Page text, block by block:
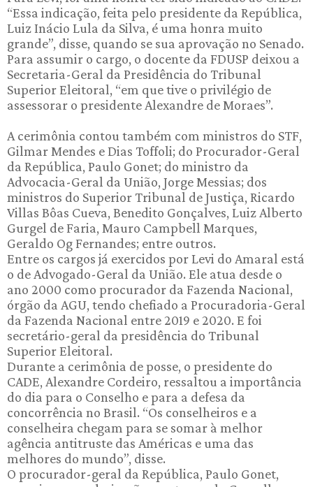
“Essa indicação, feita pelo presidente da República,
Luiz Inácio Lula da Silva, é uma honra muito
grande”, disse, quando se sua aprovação no Senado.
Para assumir o cargo, o docente da FDUSP deixou a
Secretaria-Geral da Presidência do Tribunal
Superior Eleitoral, “em que tive o privilégio de
assessorar o presidente Alexandre de Moraes”.
A cerimônia contou também com ministros do STF,
Gilmar Mendes e Dias Toffoli; do Procurador-Geral
da República, Paulo Gonet; do ministro da
Advocacia-Geral da União, Jorge Messias; dos
ministros do Superior Tribunal de Justiça, Ricardo
Villas Bôas Cueva, Benedito Gonçalves, Luiz Alberto
Gurgel de Faria, Mauro Campbell Marques,
Geraldo Og Fernandes; entre outros.
Entre os cargos já exercidos por Levi do Amaral está
o de Advogado-Geral da União. Ele atua desde o
ano 2000 como procurador da Fazenda Nacional,
órgão da AGU, tendo chefiado a Procuradoria-Geral
da Fazenda Nacional entre 2019 e 2020. E foi
secretário-geral da presidência do Tribunal
Superior Eleitoral.
Durante a cerimônia de posse, o presidente do
CADE, Alexandre Cordeiro, ressaltou a importância
do dia para o Conselho e para a defesa da
concorrência no Brasil. “Os conselheiros e a
conselheira chegam para se somar à melhor
agência antitruste das Américas e uma das
melhores do mundo”, disse.
O procurador-geral da República, Paulo Gonet,